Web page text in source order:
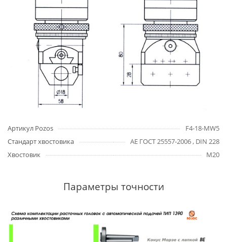
Артикул Pozos
F4-18-MW5
Стандарт хвостовика
AE ГОСТ 25557-2006 , DIN 228
Хвостовик
M20
Параметры точности